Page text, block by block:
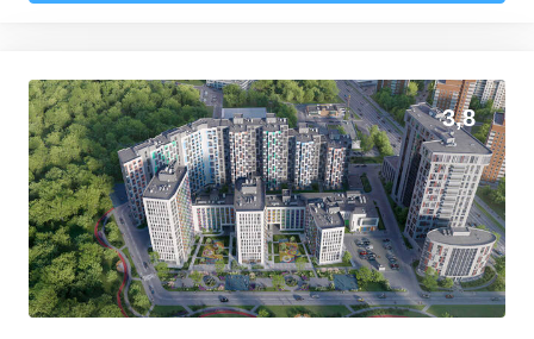
48–57,5м² 17 предложений
3-комн. кв. от15 136 000 ₽
68,3–71,4м² 9 предложений
3,8